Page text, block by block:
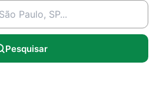
Pesquisar